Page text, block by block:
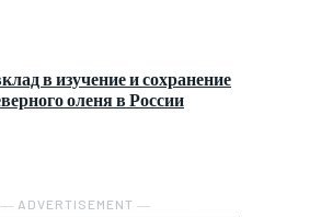
в изучение и сохранение
оленя в России
― ADVERTISEMENT ―